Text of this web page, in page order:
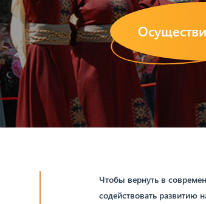
Чтобы вернуть в
содействовать развитию